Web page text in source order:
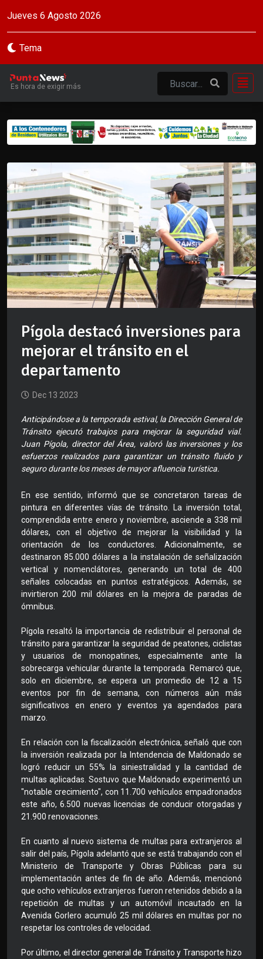
Jueves 6 Agosto 2026
Tema
Es hora de exigir más
Pígola destacó inversiones para
mejorar el tránsito en el
departamento
Dec 13 2023
Anticipándose a la temporada estival, la Dirección General de
Tránsito ejecutó trabajos para mejorar la seguridad vial.
Juan Pígola, director del Área, valoró las inversiones y los
esfuerzos realizados para garantizar un tránsito fluido y
seguro durante los meses de mayor afluencia turística.
En ese sentido, informó que se concretaron tareas de
pintura en diferentes vías de tránsito. La inversión total,
comprendida entre enero y noviembre, asciende a 338 mil
dólares, con el objetivo de mejorar la visibilidad y la
orientación de los conductores. Adicionalmente, se
destinaron 85.000 dólares a la instalación de señalización
vertical y nomenclátores, generando un total de 400
señales colocadas en puntos estratégicos. Además, se
invirtieron 200 mil dólares en la mejora de paradas de
ómnibus.
Pígola resaltó la importancia de redistribuir el personal de
tránsito para garantizar la seguridad de peatones, ciclistas
y usuarios de monopatines, especialmente ante la
sobrecarga vehicular durante la temporada. Remarcó que,
solo en diciembre, se espera un promedio de 12 a 15
eventos por fin de semana, con números aún más
significativos en enero y eventos ya agendados para
marzo.
En relación con la fiscalización electrónica, señaló que con
la inversión realizada por la Intendencia de Maldonado se
logró reducir un 55% la siniestralidad y la cantidad de
multas aplicadas. Sostuvo que Maldonado experimentó un
"notable crecimiento", con 11.700 vehículos empadronados
este año, 6.500 nuevas licencias de conducir otorgadas y
21.900 renovaciones.
En cuanto al nuevo sistema de multas para extranjeros al
salir del país, Pígola adelantó que se está trabajando con el
Ministerio de Transporte y Obras Públicas para su
implementación antes de fin de año. Además, mencionó
que ocho vehículos extranjeros fueron retenidos debido a la
repetición de multas y un automóvil incautado en la
Avenida Gorlero acumuló 25 mil dólares en multas por no
respetar los controles de velocidad.
Por último, el director general de Tránsito y Transporte hizo